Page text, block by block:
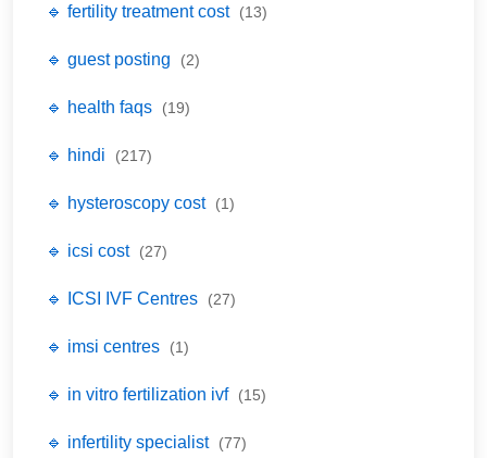
🔹 fertility treatment cost (13)
🔹 guest posting (2)
🔹 health faqs (19)
🔹 hindi (217)
🔹 hysteroscopy cost (1)
🔹 icsi cost (27)
🔹 ICSI IVF Centres (27)
🔹 imsi centres (1)
🔹 in vitro fertilization ivf (15)
🔹 infertility specialist (77)